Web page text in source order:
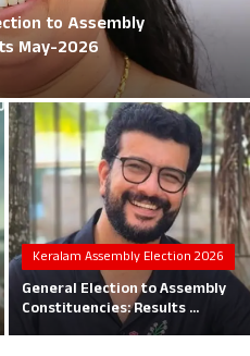
to Assembly
May-2026
Keralam Assembly Election 2026
General Election to Assembly
Constituencies: Results ...